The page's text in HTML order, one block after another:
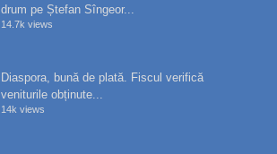
drum pe Ștefan Sîngeor...
14.7k views
Diaspora, bună de plată. Fiscul verifică
veniturile obținute...
14k views